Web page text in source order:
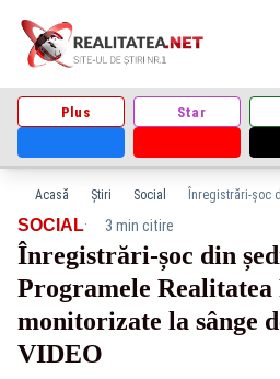
Plus Star
Acasă Știri Social
SOCIAL· 3 min citire
Înregistrări-șoc din
Programele Realitatea
monitorizate la sânge
VIDEO